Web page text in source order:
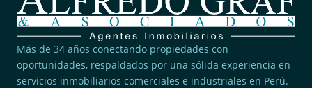
Más de 34 años conectando propiedades con
oportunidades, respaldados por una sólida experiencia en
servicios inmobiliarios comerciales e industriales en Perú.